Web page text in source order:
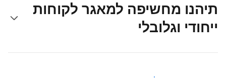
תיהנו מחשיפה למאגר לקוחות
ייחודי וגלובלי
קבלו חשיפה בפני אורחים חדשים